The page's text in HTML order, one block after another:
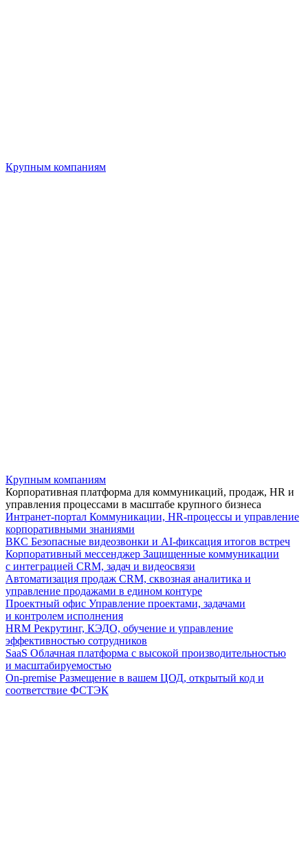
Крупным компаниям
Крупным компаниям
Корпоративная платформа для коммуникаций, продаж, HR и
управления процессами в масштабе крупного бизнеса
Интранет-портал Коммуникации, HR-процессы и управление
корпоративными знаниями
ВКС Безопасные видеозвонки и AI-фиксация итогов встреч
Корпоративный мессенджер Защищенные коммуникации
с интеграцией CRM, задач и видеосвязи
Автоматизация продаж CRM, сквозная аналитика и
управление продажами в едином контуре
Проектный офис Управление проектами, задачами
и контролем исполнения
HRM Рекрутинг, КЭДО, обучение и управление
эффективностью сотрудников
SaaS Облачная платформа с высокой производительностью
и масштабируемостью
On-premise Размещение в вашем ЦОД, открытый код и
соответствие ФСТЭК